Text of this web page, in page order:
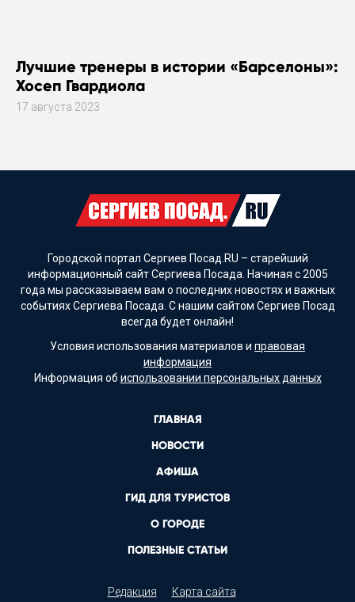
Лучшие тренеры в истории «Барселоны»:
Хосеп Гвардиола
17 августа 2023
Городской портал Сергиев Посад.RU – старейший
информационный сайт Сергиева Посада. Начиная с 2005
года мы рассказываем вам о последних новостях и важных
событиях Сергиева Посада. С нашим сайтом Сергиев Посад
всегда будет онлайн!
Условия использования материалов и правовая
информация
Информация об использовании персональных данных
ГЛАВНАЯ
НОВОСТИ
АФИША
ГИД ДЛЯ ТУРИСТОВ
О ГОРОДЕ
ПОЛЕЗНЫЕ СТАТЬИ
Редакция Карта сайта